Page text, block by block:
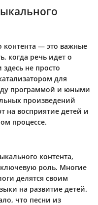
контента — это важные
когда речь идет о
не просто
для
программой и юными
произведений
на восприятие детей и
процессе.
контента,
роль. Многие
делятся своим
на развитие детей.
что песни из